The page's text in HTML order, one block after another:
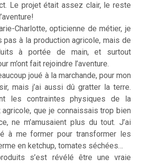
Le projet était assez clair, le reste
Charlotte, opticienne de métier, je
pas à la production agricole, mais de
à portée de main, et surtout
m’ont fait rejoindre l’aventure.
joué à la marchande, pour mon
mais j’ai aussi dû gratter la terre.
les contraintes physiques de la
que je connaissais trop bien
ne m’amusaient plus du tout. J’ai
à me former pour transformer les
en ketchup, tomates séchées…
s’est révélé être une vraie